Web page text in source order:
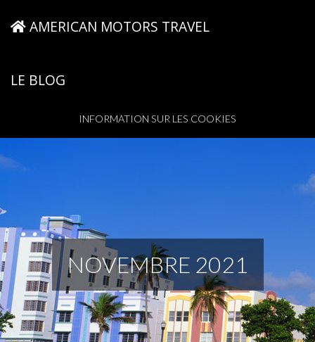
AMERICAN MOTORS TRAVEL
LE BLOG
INFORMATION SUR LES COOKIES
NOVEMBRE 2021